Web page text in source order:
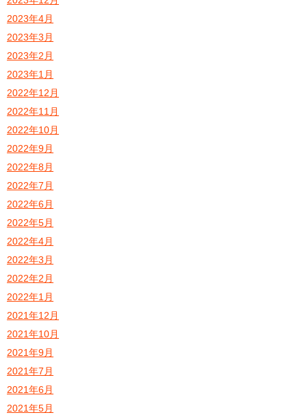
2023年4月
2023年3月
2023年2月
2023年1月
2022年12月
2022年11月
2022年10月
2022年9月
2022年8月
2022年7月
2022年6月
2022年5月
2022年4月
2022年3月
2022年2月
2022年1月
2021年12月
2021年10月
2021年9月
2021年7月
2021年6月
2021年5月